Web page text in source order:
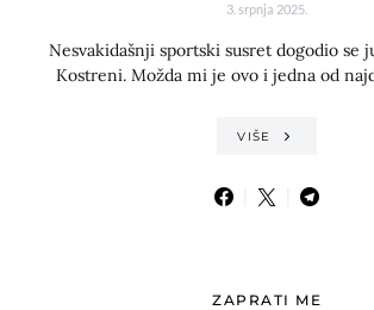
3. srpnja 2025.
Nesvakidašnji sportski susret dogodio se
Kostreni. Možda mi je ovo i jedna od
VIŠE
ZAPRATI ME